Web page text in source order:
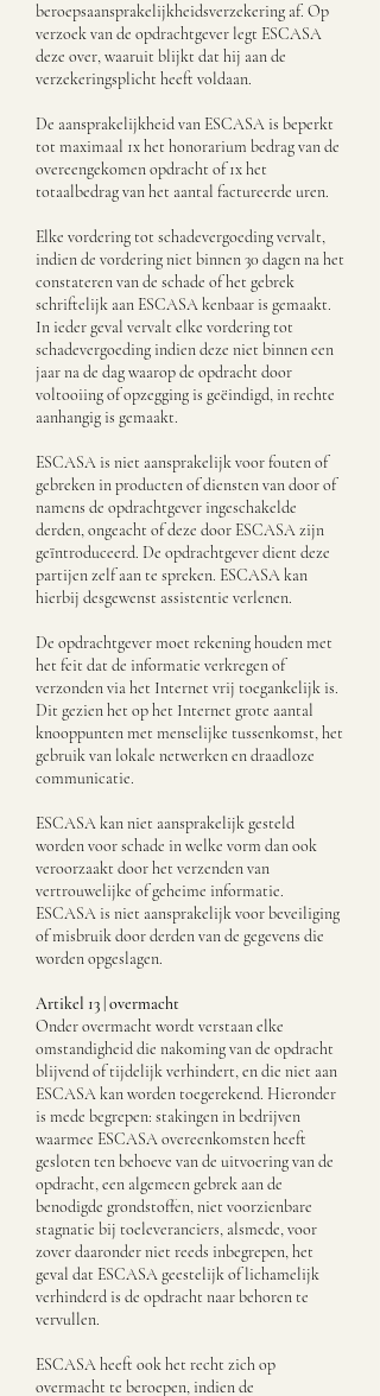
beroepsaansprakelijkheidsverzekering af. Op
verzoek van de opdrachtgever legt ESCASA
deze over, waaruit blijkt dat hij aan de
verzekeringsplicht heeft voldaan.
De aansprakelijkheid van ESCASA is beperkt
tot maximaal 1x het honorarium bedrag van de
overeengekomen opdracht of 1x het
totaalbedrag van het aantal factureerde uren.
Elke vordering tot schadevergoeding vervalt,
indien de vordering niet binnen 30 dagen na het
constateren van de schade of het gebrek
schriftelijk aan ESCASA kenbaar is gemaakt.
In ieder geval vervalt elke vordering tot
schadevergoeding indien deze niet binnen een
jaar na de dag waarop de opdracht door
voltooiing of opzegging is geëindigd, in rechte
aanhangig is gemaakt.
ESCASA is niet aansprakelijk voor fouten of
gebreken in producten of diensten van door of
namens de opdrachtgever ingeschakelde
derden, ongeacht of deze door ESCASA zijn
geïntroduceerd. De opdrachtgever dient deze
partijen zelf aan te spreken. ESCASA kan
hierbij desgewenst assistentie verlenen.
De opdrachtgever moet rekening houden met
het feit dat de informatie verkregen of
verzonden via het Internet vrij toegankelijk is.
Dit gezien het op het Internet grote aantal
knooppunten met menselijke tussenkomst, het
gebruik van lokale netwerken en draadloze
communicatie.
ESCASA kan niet aansprakelijk gesteld
worden voor schade in welke vorm dan ook
veroorzaakt door het verzenden van
vertrouwelijke of geheime informatie.
ESCASA is niet aansprakelijk voor beveiliging
of misbruik door derden van de gegevens die
worden opgeslagen.
Artikel 13 | overmacht
Onder overmacht wordt verstaan elke
omstandigheid die nakoming van de opdracht
blijvend of tijdelijk verhindert, en die niet aan
ESCASA kan worden toegerekend. Hieronder
is mede begrepen: stakingen in bedrijven
waarmee ESCASA overeenkomsten heeft
gesloten ten behoeve van de uitvoering van de
opdracht, een algemeen gebrek aan de
benodigde grondstoffen, niet voorzienbare
stagnatie bij toeleveranciers, alsmede, voor
zover daaronder niet reeds inbegrepen, het
geval dat ESCASA geestelijk of lichamelijk
verhinderd is de opdracht naar behoren te
vervullen.
ESCASA heeft ook het recht zich op
overmacht te beroepen, indien de